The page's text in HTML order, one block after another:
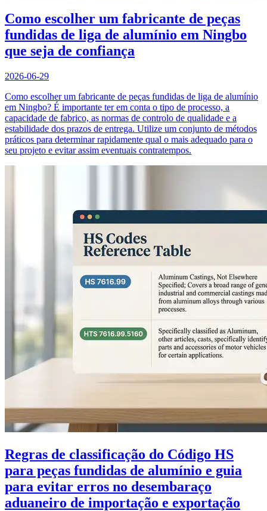
Como escolher um fabricante de peças
fundidas de liga de alumínio em Ningbo
que seja de confiança
2026-06-29
Como escolher um fabricante de peças fundidas de liga de alumínio
em Ningbo? É importante ter em conta o tipo de processo, a
capacidade de fabrico, as normas de controlo de qualidade e a
estabilidade dos prazos de entrega. Utilize um conjunto de métodos
práticos para determinar rapidamente qual o mais adequado para o
seu projeto e evitar assim eventuais contratempos.
Regras de classificação do Código HS
para peças fundidas de alumínio e guia
para evitar erros no desembaraço
aduaneiro de importação e exportação